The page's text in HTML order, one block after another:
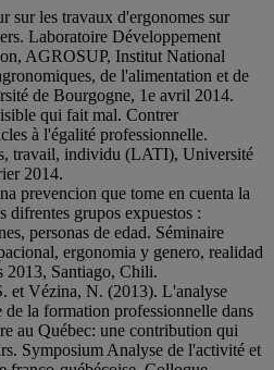
sur les travaux d'ergonomes sur
Laboratoire Développement
AGROSUP, Institut National
de l'alimentation et de
de Bourgogne, 1e avril 2014.
qui fait mal. Contrer
à l'égalité professionnelle.
travail, individu (LATI), Université
2014.
prevencion que tome en cuenta la
difrentes grupos expuestos :
personas de edad. Séminaire
ergonomia y genero, realidad
2013, Santiago, Chili.
et Vézina, N. (2013). L'analyse
de la formation professionnelle dans
au Québec: une contribution qui
Symposium Analyse de l'activité et